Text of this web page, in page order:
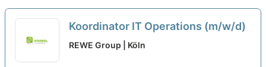
Koordinator IT Operations (m/w/d)
REWE Group | Köln